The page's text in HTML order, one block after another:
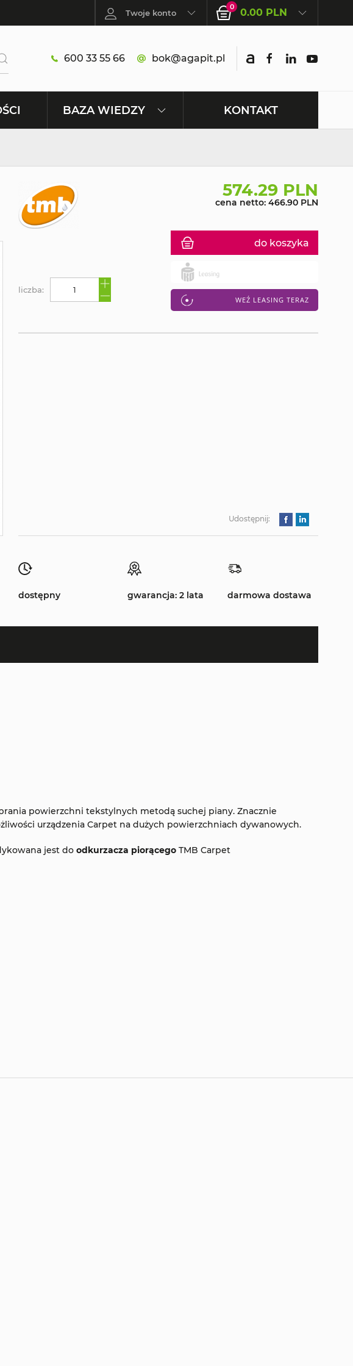
Twoje konto
0 0.00 PLN
600 33 55 66 bok@agapit.pl
BAZA WIEDZY KONTAKT
574.29 PLN
cena netto: 466.90 PLN
do koszyka
WEŹ LEASING TERAZ
liczba:
Udostępnij:
dostępny gwarancja: 2 lata darmowa dostawa
powierzchni tekstylnych metodą suchej piany. Znacznie
urządzenia Carpet na dużych powierzchniach dywanowych.
jest do odkurzacza piorącego TMB Carpet